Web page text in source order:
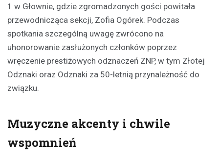
1 w Głownie, gdzie zgromadzonych gości powitała
przewodnicząca sekcji, Zofia Ogórek. Podczas
spotkania szczególną uwagę zwrócono na
uhonorowanie zasłużonych członków poprzez
wręczenie prestiżowych odznaczeń ZNP, w tym Złotej
Odznaki oraz Odznaki za 50-letnią przynależność do
związku.
Muzyczne akcenty i chwile
wspomnień